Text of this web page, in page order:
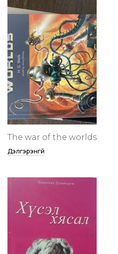
The war of the worlds
Дэлгэрэнгүй